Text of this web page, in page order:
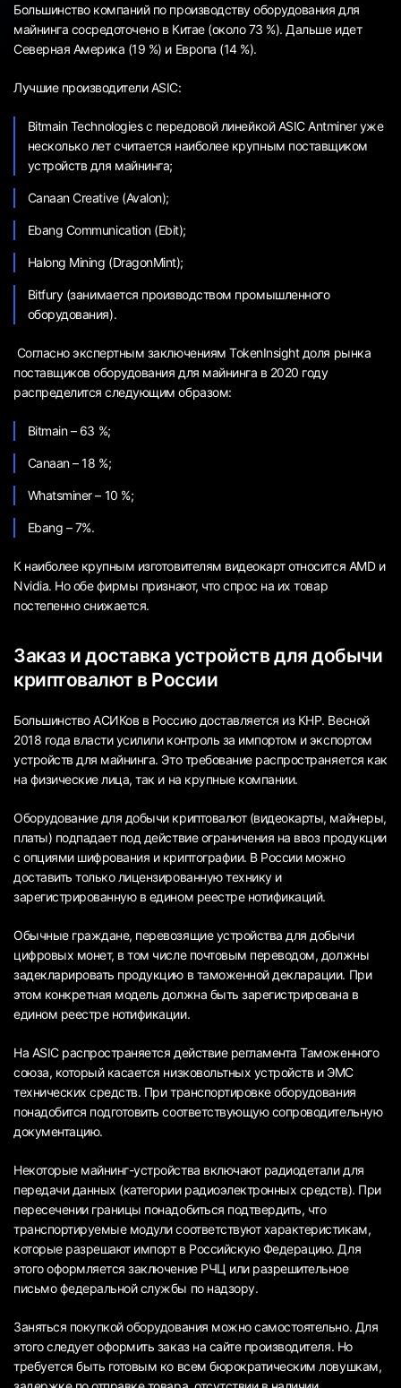
Большинство компаний по производству оборудования для
майнинга сосредоточено в Китае (около 73 %). Дальше идет
Северная Америка (19 %) и Европа (14 %).
Лучшие производители ASIC:
Bitmain Technologies с передовой линейкой ASIC Antminer уже
несколько лет считается наиболее крупным поставщиком
устройств для майнинга;
Canaan Creative (Avalon);
Ebang Communication (Ebit);
Halong Mining (DragonMint);
Bitfury (занимается производством промышленного
оборудования).
Согласно экспертным заключениям TokenInsight доля рынка
поставщиков оборудования для майнинга в 2020 году
распределится следующим образом:
Bitmain – 63 %;
Canaan – 18 %;
Whatsminer – 10 %;
Ebang – 7%.
К наиболее крупным изготовителям видеокарт относится AMD и
Nvidia. Но обе фирмы признают, что спрос на их товар
постепенно снижается.
Заказ и доставка устройств для добычи
криптовалют в России
Большинство АСИКов в Россию доставляется из КНР. Весной
2018 года власти усилили контроль за импортом и экспортом
устройств для майнинга. Это требование распространяется как
на физические лица, так и на крупные компании.
Оборудование для добычи криптовалют (видеокарты, майнеры,
платы) подпадает под действие ограничения на ввоз продукции
с опциями шифрования и криптографии. В России можно
доставить только лицензированную технику и
зарегистрированную в едином реестре нотификаций.
Обычные граждане, перевозящие устройства для добычи
цифровых монет, в том числе почтовым переводом, должны
задекларировать продукцию в таможенной декларации. При
этом конкретная модель должна быть зарегистрирована в
едином реестре нотификации.
На ASIC распространяется действие регламента Таможенного
союза, который касается низковольтных устройств и ЭМС
технических средств. При транспортировке оборудования
понадобится подготовить соответствующую сопроводительную
документацию.
Некоторые майнинг-устройства включают радиодетали для
передачи данных (категории радиоэлектронных средств). При
пересечении границы понадобиться подтвердить, что
транспортируемые модули соответствуют характеристикам,
которые разрешают импорт в Российскую Федерацию. Для
этого оформляется заключение РЧЦ или разрешительное
письмо федеральной службы по надзору.
Заняться покупкой оборудования можно самостоятельно. Для
этого следует оформить заказ на сайте производителя. Но
требуется быть готовым ко всем бюрократическим ловушкам,